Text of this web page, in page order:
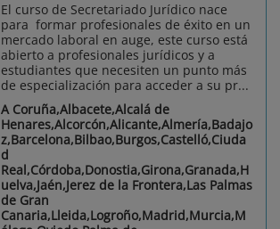
El curso de Secretariado Jurídico nace
para formar profesionales de éxito en un
mercado laboral en auge, este curso está
abierto a profesionales jurídicos y a
estudiantes que necesiten un punto más
de especialización para acceder a su pr...
A Coruña,Albacete,Alcalá de
Henares,Alcorcón,Alicante,Almería,Badajo
z,Barcelona,Bilbao,Burgos,Castelló,Ciuda
d
Real,Córdoba,Donostia,Girona,Granada,H
uelva,Jaén,Jerez de la Frontera,Las Palmas
de Gran
Canaria,Lleida,Logroño,Madrid,Murcia,M